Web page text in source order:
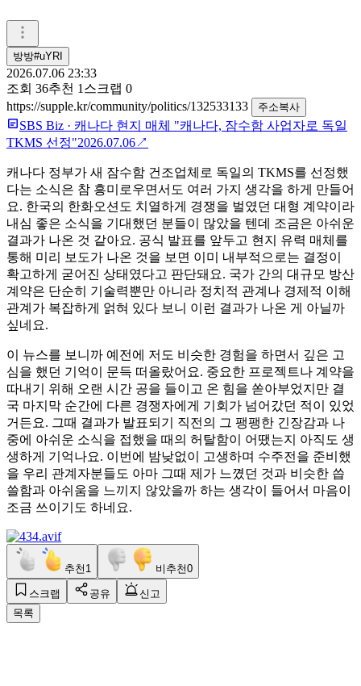
방방#uYRI
2026.07.06 23:33
조회 36추천 1 스크랩 0
https://supple.kr/community/politics/132533133
주소복사
SBS Biz · 캐나다 현지 매체 "캐나다, 잠수함 사업자로 독일
TKMS 선정"2026.07.06↗
캐나다 정부가 새 잠수함 건조업체로 독일의 TKMS를 선정했
다는 소식은 참 흥미로우면서도 여러 가지 생각을 하게 만들어
요. 한국의 한화오션도 치열하게 경쟁을 벌였던 대형 계약이라
내심 좋은 소식을 기대했던 분들이 많았을 텐데 조금은 아쉬운
결과가 나온 것 같아요. 공식 발표를 앞두고 현지 유력 매체를
통해 미리 보도가 나온 것을 보면 이미 내부적으로는 결정이
확고하게 굳어진 상태였다고 판단돼요. 국가 간의 대규모 방산
계약은 단순히 기술력뿐만 아니라 정치적 관계나 경제적 이해
관계가 복잡하게 얽혀 있다 보니 이런 결과가 나온 게 아닐까
싶네요.
이 뉴스를 보니까 예전에 저도 비슷한 경험을 하면서 깊은 고
심을 했던 기억이 문득 떠올랐어요. 중요한 프로젝트나 계약을
따내기 위해 오랜 시간 공을 들이고 온 힘을 쏟아부었지만 결
국 마지막 순간에 다른 경쟁자에게 기회가 넘어갔던 적이 있었
거든요. 그때 결과가 발표되기 직전의 그 팽팽한 긴장감과 나
중에 아쉬운 소식을 접했을 때의 허탈함이 어땠는지 아직도 생
생하게 기억나요. 이번에 밤낮없이 고생하며 수주전을 준비했
을 우리 관계자분들도 아마 그때 제가 느꼈던 것과 비슷한 씁
쓸함과 아쉬움을 느끼지 않았을까 하는 생각이 들어서 마음이
조금 쓰이기도 하네요.
추천 1 비추천0
스크랩 공유
신고
목록